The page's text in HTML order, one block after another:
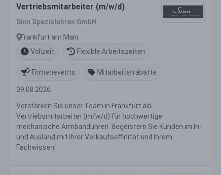
Vertriebsmitarbeiter (m/w/d)
Sinn Spezialuhren GmbH
Frankfurt am Main
Vollzeit
Flexible Arbeitszeiten
Firmenevents Mitarbeiterrabatte
09.08.2026
Verstärken Sie unser Team in Frankfurt als
Vertriebsmitarbeiter (m/w/d) für hochwertige
mechanische Armbanduhren. Begeistern Sie Kunden im In-
und Ausland mit Ihrer Verkaufsaffinität und Ihrem
Fachwissen!